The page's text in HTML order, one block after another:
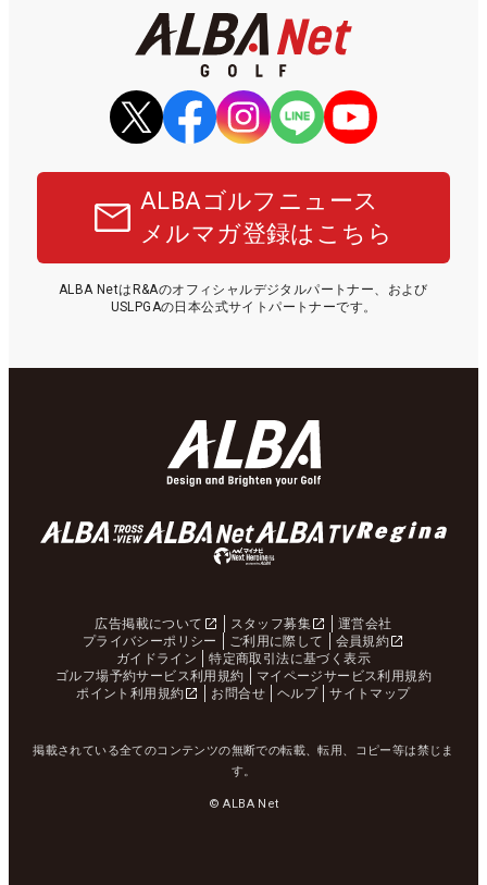
ALBAゴルフニュース
メルマガ登録はこちら
ALBA NetはR&Aのオフィシャルデジタルパートナー、および
USLPGAの日本公式サイトパートナーです。
広告掲載について スタッフ募集
運営会社
プライバシーポリシー
ご利用に際して
会員規約
ガイドライン
特定商取引法に基づく表示
ゴルフ場予約サービス利用規約
マイページサービス利用規約
ポイント利用規約
お問合せ ヘルプ サイトマップ
掲載されている全てのコンテンツの無断での転載、転用、コピー等は禁じま
す。
© ALBA Net